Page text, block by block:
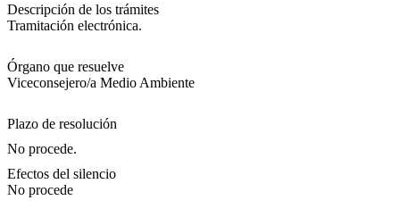
Descripción de los trámites
Tramitación electrónica.
Órgano que resuelve
Viceconsejero/a Medio Ambiente
Plazo de resolución
No procede.
Efectos del silencio
No procede